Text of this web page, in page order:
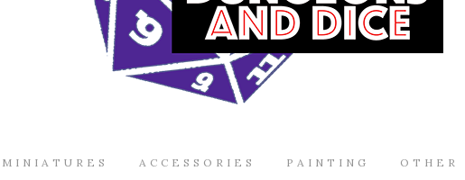
MINIATURES ACCESSORIES PAINTING OTHER